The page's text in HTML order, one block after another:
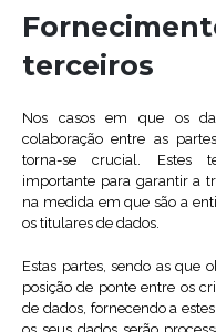
terceiros
Nos casos em que os
colaboração entre as
torna-se crucial. Estes
importante para garantir a
na medida em que são a
os titulares de dados.
Estas partes, sendo as que
posição de ponte entre os
de dados, fornecendo a